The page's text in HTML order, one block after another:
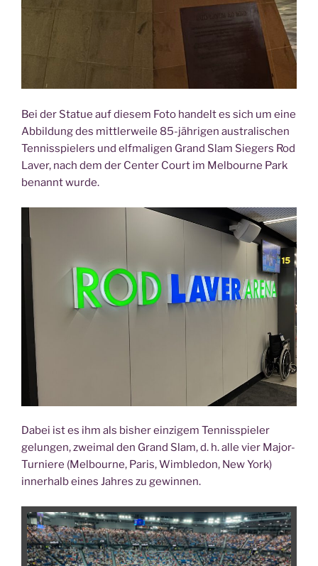
Bei der Sta­tue auf die­sem Foto han­delt es sich um eine
Abbil­dung des mitt­ler­wei­le 85-jäh­ri­gen aus­tra­li­schen
Ten­nis­spie­lers und elf­ma­li­gen Grand Slam Sie­gers Rod
Laver, nach dem der Cen­ter Court im Mel­bourne Park
benannt wurde.
Dabei ist es ihm als bis­her ein­zi­gem Ten­nis­spie­ler
gelun­gen, zwei­mal den Grand Slam, d. h. alle vier Major-
Tur­nie­re (Mel­bourne, Paris, Wim­ble­don, New York)
inner­halb eines Jah­res zu gewinnen.